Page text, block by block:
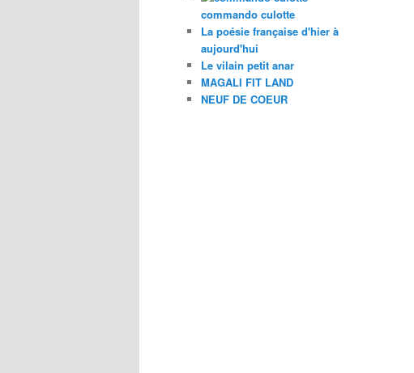
commando culotte
La poésie française d'hier à
aujourd'hui
Le vilain petit anar
MAGALI FIT LAND
NEUF DE COEUR